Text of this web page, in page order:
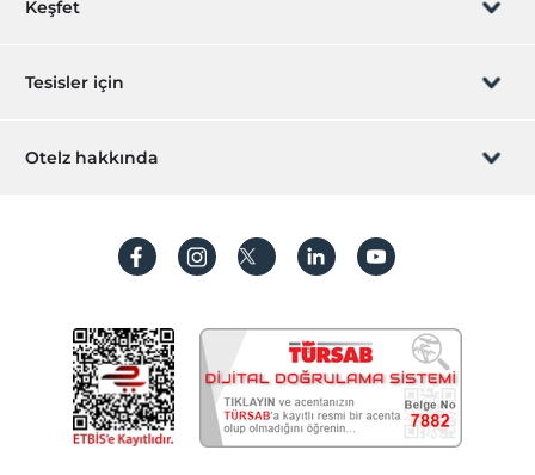
Sıkça sorulan sorular
İşlem rehberi
Keşfet
Hediye Kart
Hesap oluştur
Tesisler için
Hemen tesisinizi ekleyin
Otelz hakkında
Koşullar ve şartlar
Aydınlatma metni